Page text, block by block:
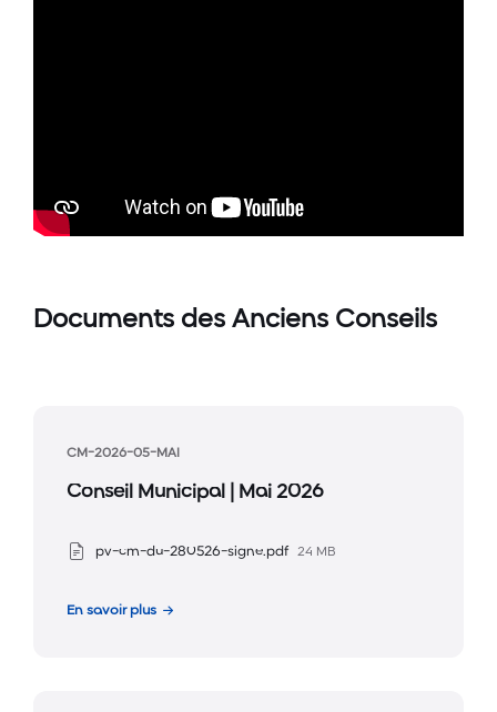
Documents des Anciens Conseils
CM-2026-05-MAI
Conseil Municipal | Mai 2026
Piècespv-cm-du-280526-signe.pdf
Taille
24 MB
En savoir plus